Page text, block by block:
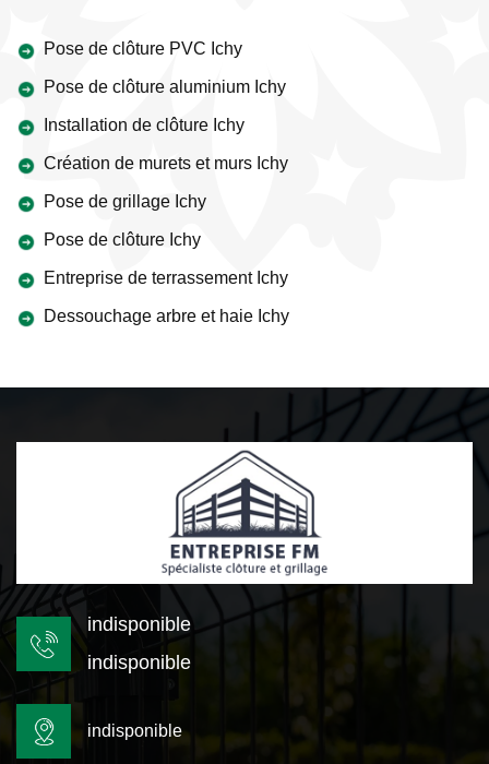
Pose de clôture PVC Ichy
Pose de clôture aluminium Ichy
Installation de clôture Ichy
Création de murets et murs Ichy
Pose de grillage Ichy
Pose de clôture Ichy
Entreprise de terrassement Ichy
Dessouchage arbre et haie Ichy
indisponible
indisponible
indisponible